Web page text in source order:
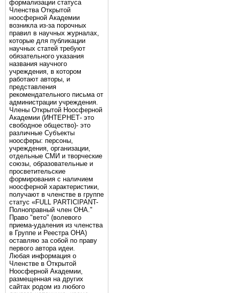
формализации статуса
Членства Открытой
ноосферной Академии
возникла из-за порочных
правил в научных журналах,
которые для публикации
научных статей требуют
обязательного указания
названия научного
учреждения, в котором
работают авторы, и
представления
рекомендательного письма от
администрации учреждения.
Члены Открытой Ноосферной
Академии (ИНТЕРНЕТ- это
свободное общество)- это
различные Субъекты
ноосферы: персоны,
учреждения, организации,
отдельные СМИ и творческие
союзы, образовательные и
просветительские
формирования с наличием
ноосферной характеристики,
получают в членстве в группе
статус «FULL PARTICIPANT-
Полноправный член ОНА."
Право "вето" (волевого
приема-удаления из членства
в Группе и Реестра ОНА)
оставляю за собой по праву
первого автора идеи.
Любая информация о
Членстве в Открытой
Ноосферной Академии,
размещенная на других
сайтах родом из любого